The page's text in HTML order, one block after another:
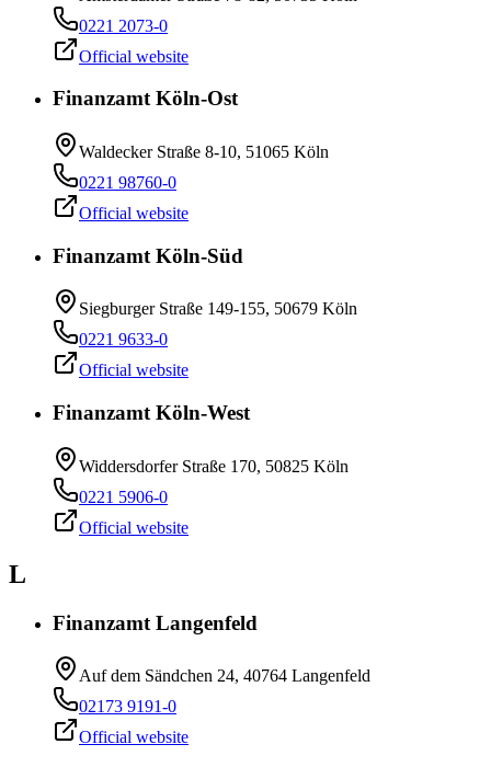
0221 2073-0
Official website
Finanzamt Köln-Ost
Waldecker Straße 8-10, 51065 Köln
0221 98760-0
Official website
Finanzamt Köln-Süd
Siegburger Straße 149-155, 50679 Köln
0221 9633-0
Official website
Finanzamt Köln-West
Widdersdorfer Straße 170, 50825 Köln
0221 5906-0
Official website
L
Finanzamt Langenfeld
Auf dem Sändchen 24, 40764 Langenfeld
02173 9191-0
Official website